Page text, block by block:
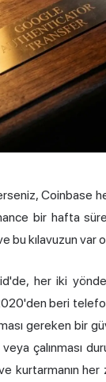
Coinbase
bir hafta
bu kılavuzun var
her iki
2020'den beri
gereken bir
çalınması
kurtarmanın